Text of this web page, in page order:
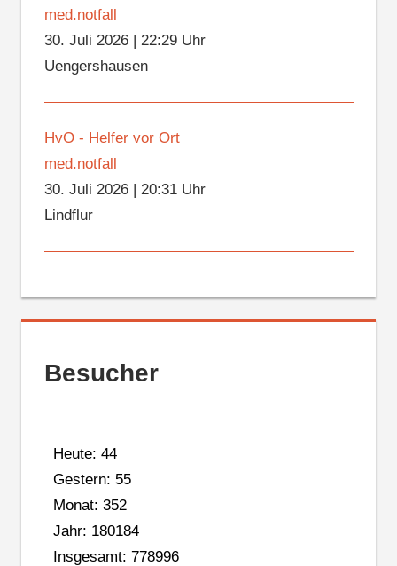
med.notfall
30. Juli 2026| 22:29 Uhr
Uengershausen
HvO - Helfer vor Ort
med.notfall
30. Juli 2026| 20:31 Uhr
Lindflur
Besucher
Heute: 44
Gestern: 55
Monat: 352
Jahr: 180184
Insgesamt: 778996